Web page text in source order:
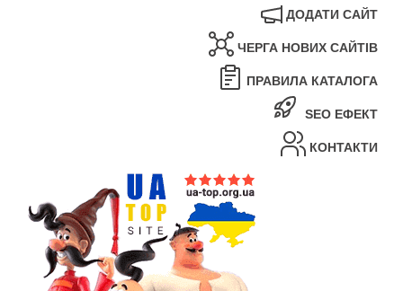
ДОДАТИ САЙТ
ЧЕРГА НОВИХ САЙТІВ
ПРАВИЛА КАТАЛОГА
SEO ЕФЕКТ
КОНТАКТИ